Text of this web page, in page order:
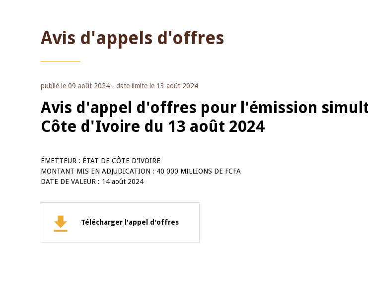
Avis d'appels d'offres
publié le 09 août 2024 - date limite le 13 août 2024
Avis d'appel d'offres pour l'émission
Côte d'Ivoire du 13 août 2024
ÉMETTEUR : ÉTAT DE CÔTE D'IVOIRE
MONTANT MIS EN ADJUDICATION : 40 000 MILLIONS DE FCFA
DATE DE VALEUR : 14 août 2024
Télécharger l'appel d'offres